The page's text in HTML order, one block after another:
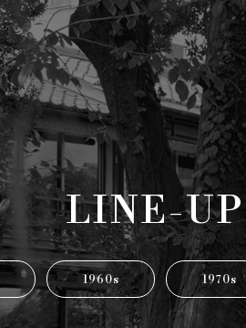
LINE-UP
1960s 1970s